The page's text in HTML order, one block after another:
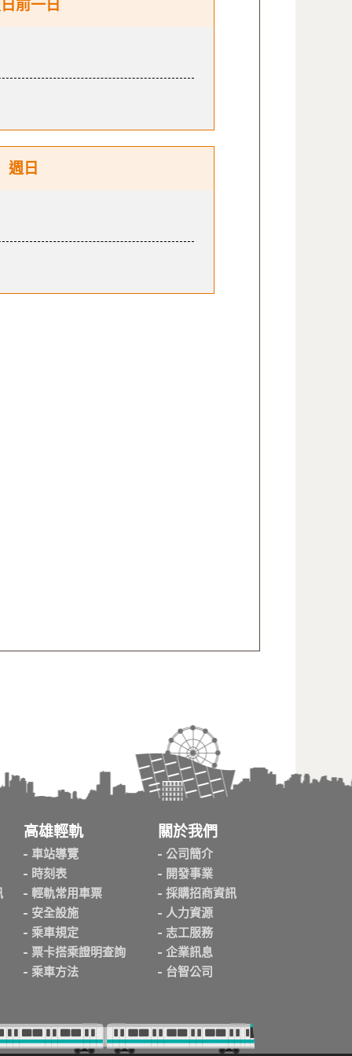
前一日
週日
高雄輕軌
車站導覽
時刻表
輕軌常用車票
安全設施
乘車規定
票卡搭乘證明查詢
乘車方法
關於我們
公司簡介
開發事業
採購招商資訊
人力資源
志工服務
企業訊息
台智公司